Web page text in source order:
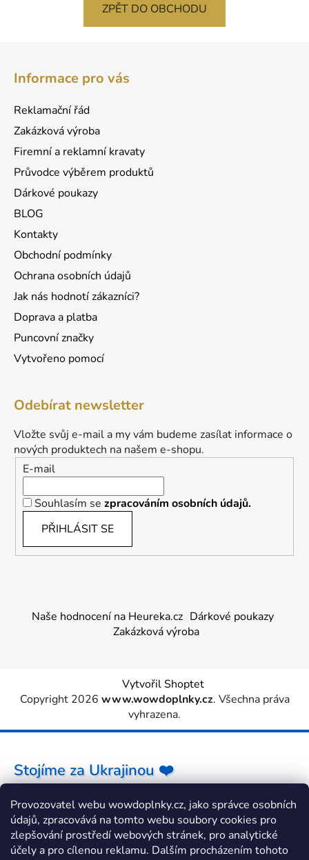
Provozovatel webu wowdoplnky.cz, jako správce osobních
údajů, zpracovává na tomto webu soubory cookies pro
zlepšování prostředí webových stránek, pro analytické
účely a pro cílenou reklamu. Dalším procházením tohoto
ZPĚT DO OBCHODU
Informace pro vás
Reklamační řád
Zakázková výroba
Firemní a reklamní kravaty
Průvodce výběrem produktů
Dárkové poukazy
BLOG
Kontakty
Obchodní podmínky
Ochrana osobních údajů
Jak nás hodnotí zákazníci?
Doprava a platba
Puncovní značky
Vytvořeno pomocí
Odebírat newsletter
Vložte svůj e-mail a my vám budeme zasílat informace o
nových produktech na našem e-shopu.
E-mail
Souhlasím se zpracováním osobních údajů.
PŘIHLÁSIT SE
Naše hodnocení na Heureka.cz Dárkové poukazy
Zakázková výroba
Vytvořil Shoptet
Copyright 2026 www.wowdoplnky.cz. Všechna práva
vyhrazena.
Stojíme za Ukrajinou ❤️
Jak a čím pomoci »